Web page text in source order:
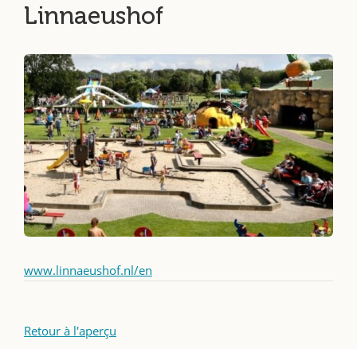
Linnaeushof
www.linnaeushof.nl/en
Retour à l'aperçu